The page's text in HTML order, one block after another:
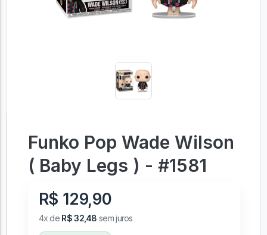
Funko Pop Wade Wilson
( Baby Legs ) - #1581
R$ 129,90
4x de R$ 32,48 sem juros